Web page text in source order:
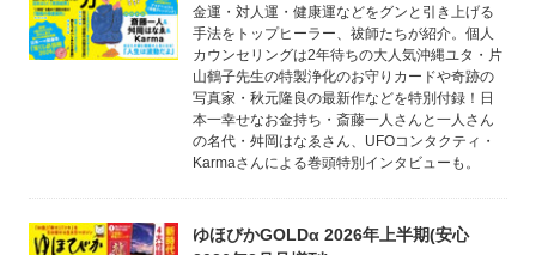
金運・対人運・健康運などをグンと引き上げる
手法をトップヒーラー、祓師たちが紹介。個人
カウンセリングは2年待ちの大人気沖縄ユタ・片
山鶴子先生の特製浄化のお守りカードや奇跡の
写真家・秋元隆良の最新作などを特別付録！日
本一幸せなお金持ち・斎藤一人さんと一人さん
の名代・舛岡はなゑさん、UFOコンタクティ・
Karmaさんによる巻頭特別インタビューも。
ゆほびかGOLDα 2026年上半期(安心